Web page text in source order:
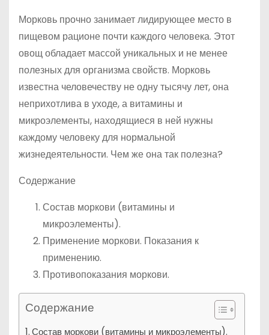
Морковь прочно занимает лидирующее место в
пищевом рационе почти каждого человека. Этот
овощ обладает массой уникальных и не менее
полезных для организма свойств. Морковь
известна человечеству не одну тысячу лет, она
неприхотлива в уходе, а витамины и
микроэлементы, находящиеся в ней нужны
каждому человеку для нормальной
жизнедеятельности. Чем же она так полезна?
Содержание
Состав моркови (витамины и
микроэлементы).
Применение моркови. Показания к
применению.
Противопоказания моркови.
Содержание
Состав моркови (витамины и микроэлементы).